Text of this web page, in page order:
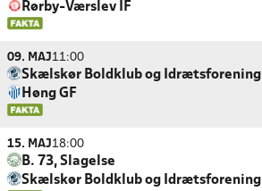
Rørby-Værslev IF
09. MAJ11:00
Skælskør Boldklub og Idrætsforening
Høng GF
15. MAJ18:00
B. 73, Slagelse
Skælskør Boldklub og Idrætsforening